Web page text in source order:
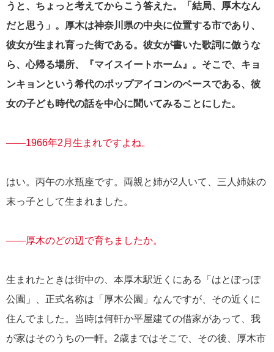
うと、ちょっと考えてからこう答えた。「結局、厚木なん
だと思う」。厚木は神奈川県の中央に位置する市であり、
彼女が生まれ育った街である。彼女が書いた歌詞に倣うな
ら、心帰る場所、『マイスイートホーム』。そこで、キョ
ンキョンという希代のポップアイコンのベースである、彼
女の子ども時代の話を中心に聞いてみることにした。
――1966年2月生まれですよね。
はい。丙午の水瓶座です。両親と姉が2人いて、三人姉妹の
末っ子として生まれました。
――厚木のどの辺で育ちましたか。
生まれたときは街中の、本厚木駅近くにある「はとぽっぽ
公園」、正式名称は「厚木公園」なんですが、その近くに
住んでました。当時は何軒か平屋建ての借家があって、我
が家はそのうちの一軒。2歳まではそこで、その後、厚木市